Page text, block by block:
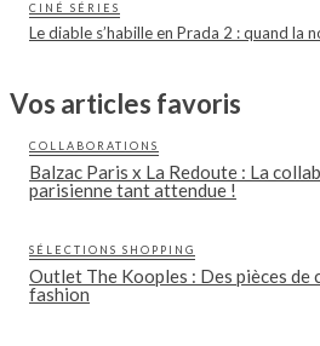
CINÉ SÉRIES
Le diable s’habille en Prada 2 : quand la
Vos articles favoris
COLLABORATIONS
Balzac Paris x La Redoute : La
parisienne tant attendue !
SÉLECTIONS SHOPPING
Outlet The Kooples : Des pièces de
fashion